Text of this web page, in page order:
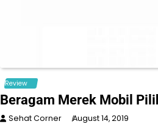
Review
Beragam Merek Mobil
Sehat Corner August 14, 2019